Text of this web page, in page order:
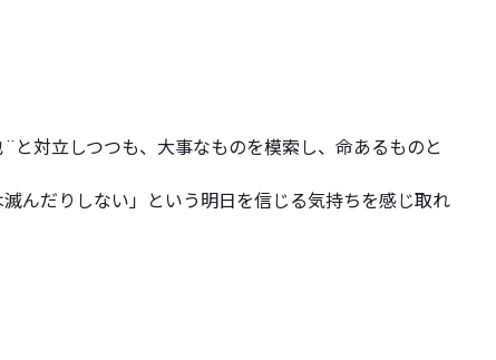
対立しつつも、大事なものを模索し、命あるものと
んだりしない」という明日を信じる気持ちを感じ取れ